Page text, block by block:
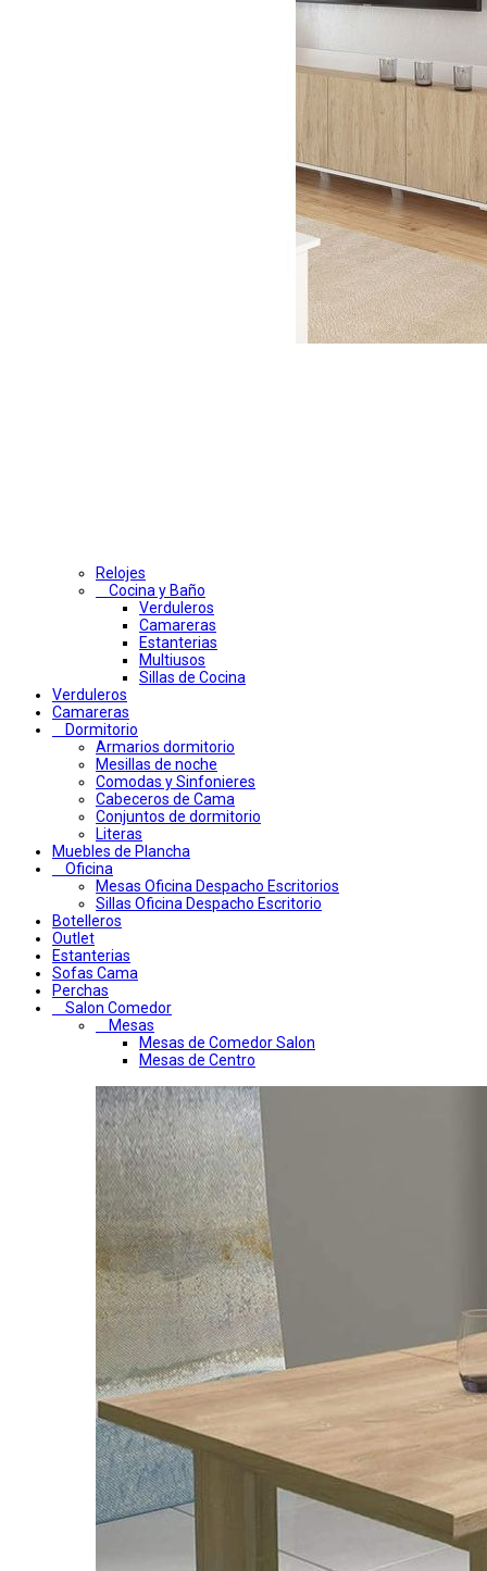
Relojes
Cocina y Baño
Verduleros
Camareras
Estanterias
Multiusos
Sillas de Cocina
Verduleros
Camareras
Dormitorio
Armarios dormitorio
Mesillas de noche
Comodas y Sinfonieres
Cabeceros de Cama
Conjuntos de dormitorio
Literas
Muebles de Plancha
Oficina
Mesas Oficina Despacho Escritorios
Sillas Oficina Despacho Escritorio
Botelleros
Outlet
Estanterias
Sofas Cama
Perchas
Salon Comedor
Mesas
Mesas de Comedor Salon
Mesas de Centro